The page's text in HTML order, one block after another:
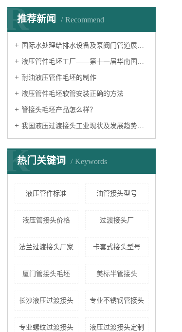
推荐新闻 Recommend
R
国际水处理给排水设备及泵阀门管道展览会——液压过渡接头厂家
液压管件毛坯工厂——第十一届华南国际流体机械及泵阀展览会
耐油液压管件毛坯的制作
液压管件毛坯软管安装正确的方法
管接头毛坯产品怎么样？
我国液压过渡接头工业现状及发展趋势分析
热门关键词 Keywords
K
液压管件标准 油管接头型号
液压管接头价格 过渡接头厂
法兰过渡接头厂家 卡套式接头型号
厦门管接头毛坯 美标半管接头
长沙液压过渡接头 专业不锈钢管接头
专业螺纹过渡接头 液压过渡接头定制